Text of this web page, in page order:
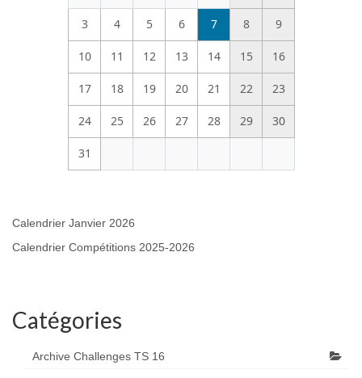
3 4 5 6 7 8 9
10 11 12 13 14 15 16
17 18 19 20 21 22 23
24 25 26 27 28 29 30
31
Calendrier Janvier 2026
Calendrier Compétitions 2025-2026
Catégories
Archive Challenges TS 16